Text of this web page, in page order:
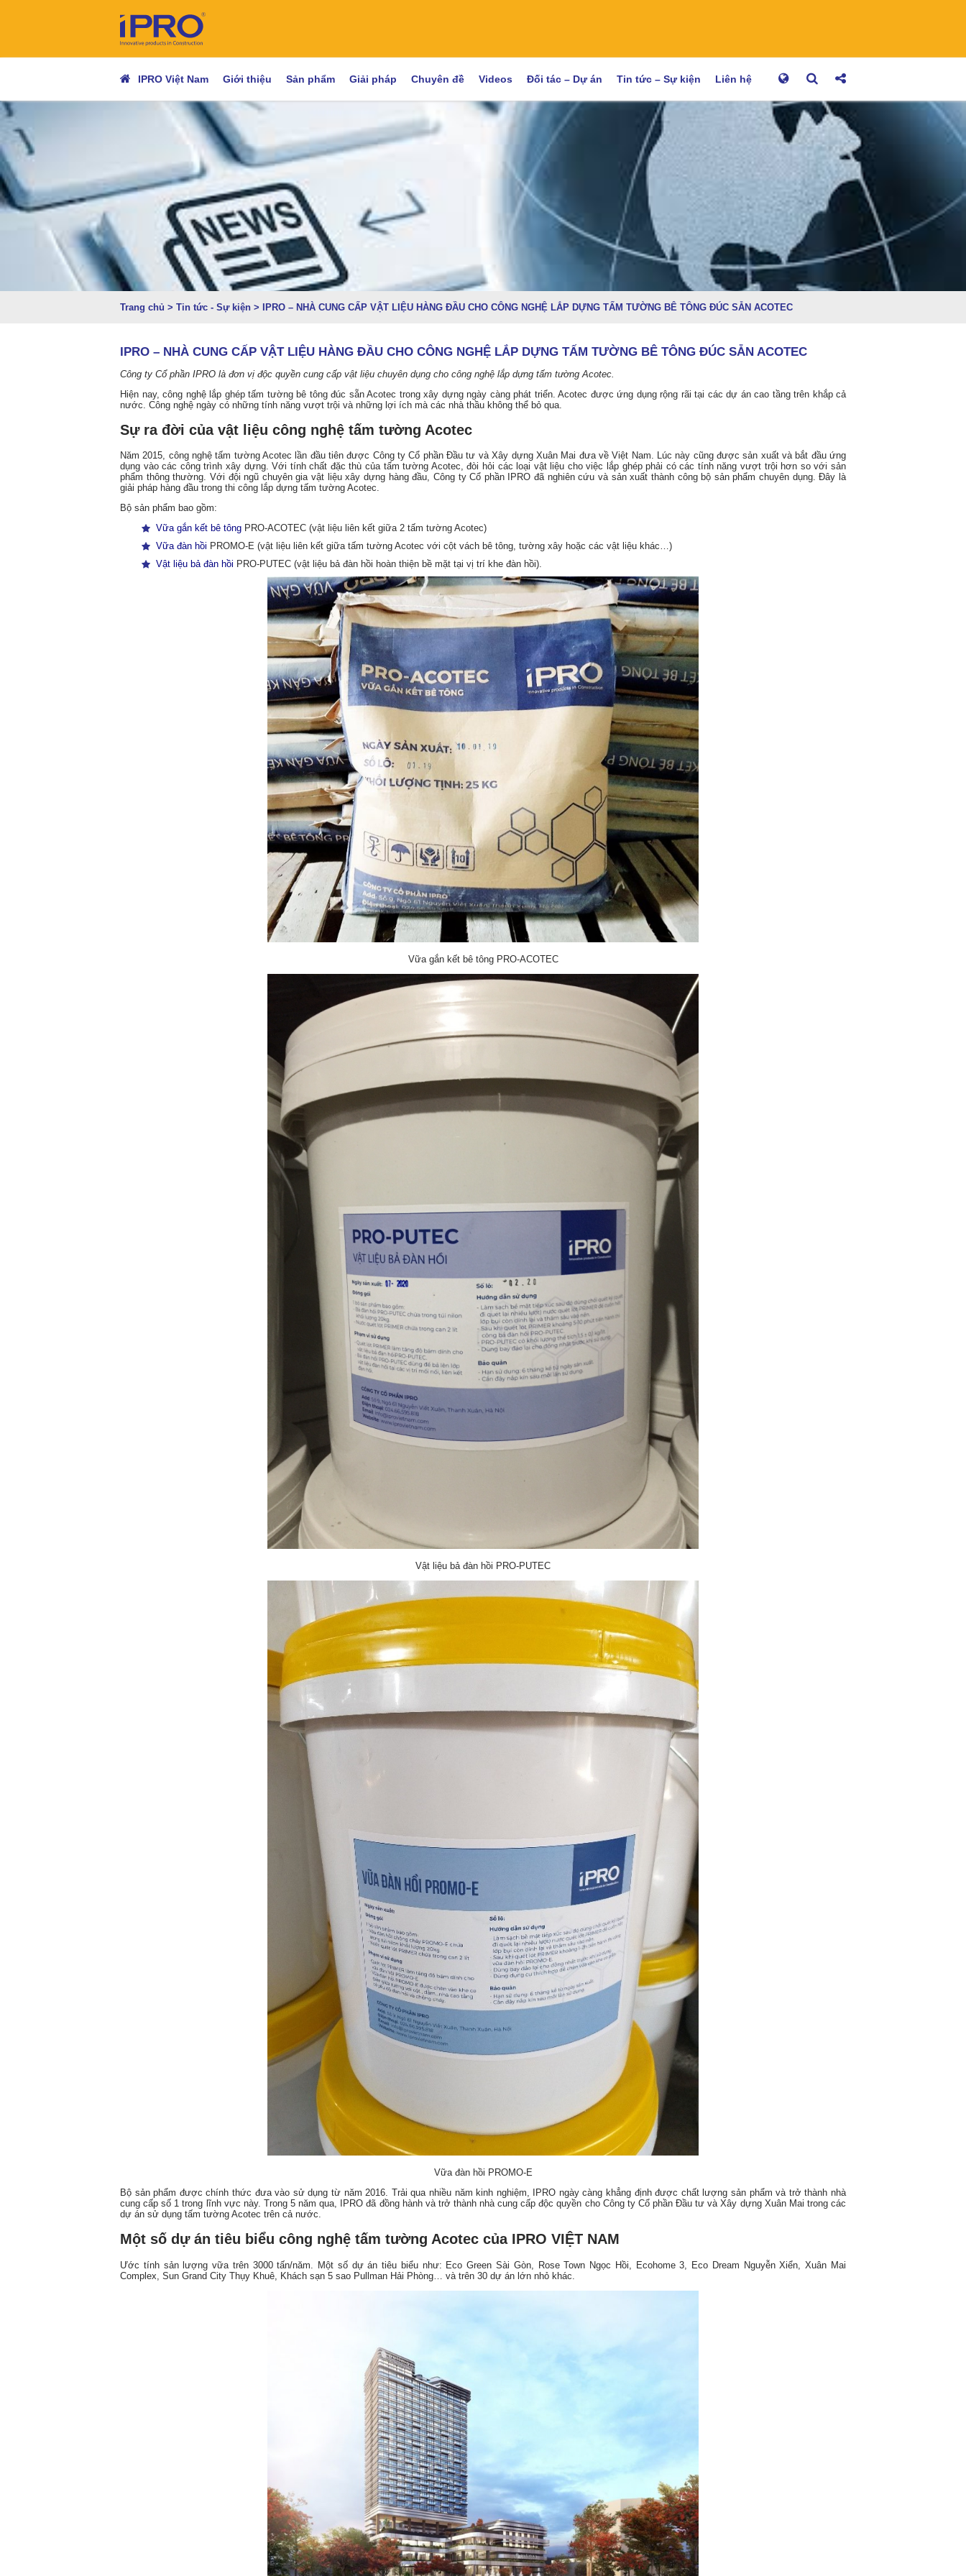
IPRO Việt Nam Giới thiệu Sản phẩm Giải pháp Chuyên đề Videos Đối tác – Dự án Tin tức – Sự kiện Liên hệ
Trang chủ > Tin tức - Sự kiện > IPRO – NHÀ CUNG CẤP VẬT LIỆU HÀNG ĐẦU CHO CÔNG NGHỆ LẮP DỰNG TẤM TƯỜNG BÊ TÔNG ĐÚC SẴN ACOTEC
IPRO – NHÀ CUNG CẤP VẬT LIỆU HÀNG ĐẦU CHO CÔNG NGHỆ LẮP DỰNG TẤM TƯỜNG BÊ TÔNG ĐÚC SẴN ACOTEC
Công ty Cổ phần IPRO là đơn vị độc quyền cung cấp vật liệu chuyên dụng cho công nghệ lắp dựng tấm tường Acotec.
Hiện nay, công nghệ lắp ghép tấm tường bê tông đúc sẵn Acotec trong xây dựng ngày càng phát triển. Acotec được ứng dụng rộng rãi tại các dự án cao tầng trên khắp cả
nước. Công nghệ ngày có những tính năng vượt trội và những lợi ích mà các nhà thầu không thể bỏ qua.
Sự ra đời của vật liệu công nghệ tấm tường Acotec
Năm 2015, công nghệ tấm tường Acotec lần đầu tiên được Công ty Cổ phần Đầu tư và Xây dựng Xuân Mai đưa về Việt Nam. Lúc này cũng được sản xuất và bắt đầu ứng
dụng vào các công trình xây dựng. Với tính chất đặc thù của tấm tường Acotec, đòi hỏi các loại vật liệu cho việc lắp ghép phải có các tính năng vượt trội hơn so với sản
phẩm thông thường. Với đội ngũ chuyên gia vật liệu xây dựng hàng đầu, Công ty Cổ phần IPRO đã nghiên cứu và sản xuất thành công bộ sản phẩm chuyên dụng. Đây là
giải pháp hàng đầu trong thi công lắp dựng tấm tường Acotec.
Bộ sản phẩm bao gồm:
Vữa gắn kết bê tông PRO-ACOTEC (vật liệu liên kết giữa 2 tấm tường Acotec)
Vữa đàn hồi PROMO-E (vật liệu liên kết giữa tấm tường Acotec với cột vách bê tông, tường xây hoặc các vật liệu khác…)
Vật liệu bả đàn hồi PRO-PUTEC (vật liệu bả đàn hồi hoàn thiện bề mặt tại vị trí khe đàn hồi).
Vữa gắn kết bê tông PRO-ACOTEC
Vật liệu bả đàn hồi PRO-PUTEC
Vữa đàn hồi PROMO-E
Bộ sản phẩm được chính thức đưa vào sử dụng từ năm 2016. Trải qua nhiều năm kinh nghiệm, IPRO ngày càng khẳng định được chất lượng sản phẩm và trở thành nhà
cung cấp số 1 trong lĩnh vực này. Trong 5 năm qua, IPRO đã đồng hành và trở thành nhà cung cấp độc quyền cho Công ty Cổ phần Đầu tư và Xây dựng Xuân Mai trong các
dự án sử dụng tấm tường Acotec trên cả nước.
Một số dự án tiêu biểu công nghệ tấm tường Acotec của IPRO VIỆT NAM
Ước tính sản lượng vữa trên 3000 tấn/năm. Một số dự án tiêu biểu như: Eco Green Sài Gòn, Rose Town Ngọc Hồi, Ecohome 3, Eco Dream Nguyễn Xiển, Xuân Mai
Complex, Sun Grand City Thụy Khuê, Khách sạn 5 sao Pullman Hải Phòng… và trên 30 dự án lớn nhỏ khác.